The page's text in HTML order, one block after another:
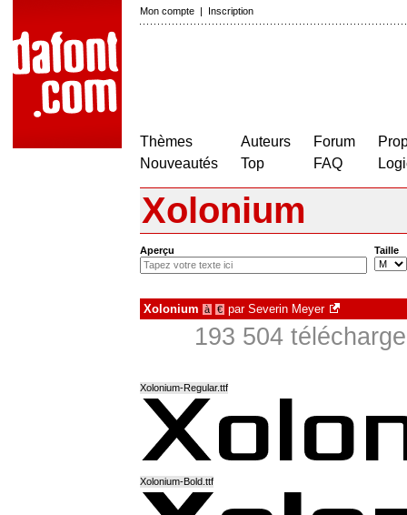
Mon compte | Inscription
Thèmes
Nouveautés
Auteurs
Top
Forum
FAQ
Xolonium
Aperçu Taille
Xolonium à € par Severin Meyer
193 504
Xolonium-Regular.ttf
Xolonium-Bold.ttf